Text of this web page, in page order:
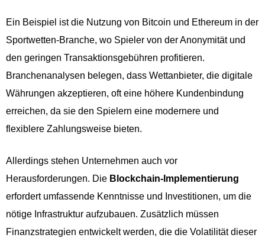
Ein Beispiel ist die Nutzung von Bitcoin und Ethereum in der
Sportwetten-Branche, wo Spieler von der Anonymität und
den geringen Transaktionsgebühren profitieren.
Branchenanalysen belegen, dass Wettanbieter, die digitale
Währungen akzeptieren, oft eine höhere Kundenbindung
erreichen, da sie den Spielern eine modernere und
flexiblere Zahlungsweise bieten.
Allerdings stehen Unternehmen auch vor
Herausforderungen. Die Blockchain-Implementierung
erfordert umfassende Kenntnisse und Investitionen, um die
nötige Infrastruktur aufzubauen. Zusätzlich müssen
Finanzstrategien entwickelt werden, die die Volatilität dieser